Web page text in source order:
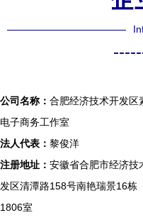
公司名称： 合肥经济技术开发区
电子商务工作室
法人代表： 黎俊洋
注册地址： 安徽省合肥市经济技
发区清潭路158号南艳瑞景16栋
1806室